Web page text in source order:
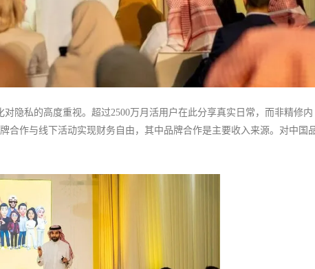
隐私的高度重视。超过2500万月活用户在此分享真实日常，而非精修内
合作与线下活动实现财务自由，其中品牌合作是主要收入来源。对中国
审美，并理解其"短期活动难见效"的特性，通过长期投入建立信任。